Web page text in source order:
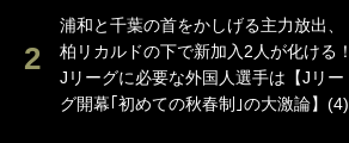
浦和と千葉の首をかしげる主力放出、
柏リカルドの下で新加入2人が化ける！
Jリーグに必要な外国人選手は【Jリー
グ開幕｢初めての秋春制｣の大激論】(4)